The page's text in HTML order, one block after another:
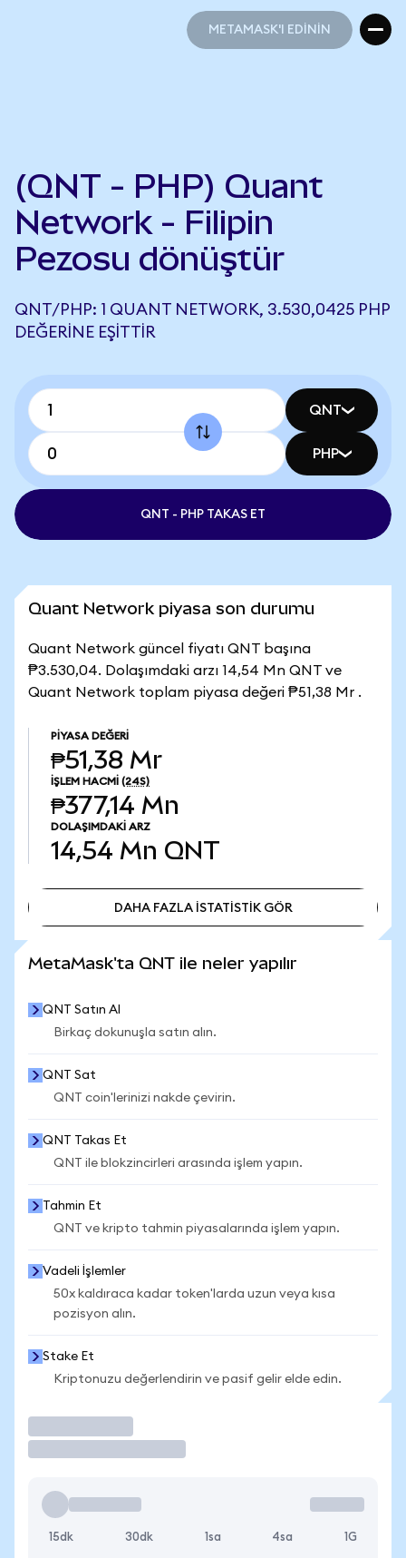
METAMASK'I EDİNİN
(QNT - PHP) Quant
Network - Filipin
Pezosu dönüştür
QNT/PHP: 1 QUANT NETWORK, 3.530,0425 PHP
DEĞERINE EŞITTIR
QNT
PHP
QNT - PHP TAKAS ET
Quant Network piyasa son durumu
Quant Network güncel fiyatı QNT başına
₱3.530,04. Dolaşımdaki arzı 14,54 Mn QNT ve
Quant Network toplam piyasa değeri ₱51,38 Mr .
PIYASA DEĞERI
₱51,38 Mr
İŞLEM HACMI (24S)
₱377,14 Mn
DOLAŞIMDAKI ARZ
14,54 Mn QNT
DAHA FAZLA İSTATİSTİK GÖR
MetaMask'ta QNT ile neler yapılır
QNT Satın Al
Birkaç dokunuşla satın alın.
QNT Sat
QNT coin'lerinizi nakde çevirin.
QNT Takas Et
QNT ile blokzincirleri arasında işlem yapın.
Tahmin Et
QNT ve kripto tahmin piyasalarında işlem yapın.
Vadeli İşlemler
50x kaldıraca kadar token'larda uzun veya kısa
pozisyon alın.
Stake Et
Kriptonuzu değerlendirin ve pasif gelir elde edin.
15dk 30dk 1sa 4sa 1G